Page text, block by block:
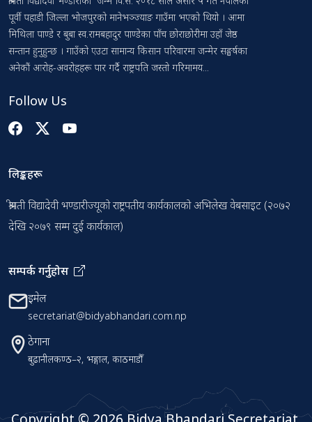
पूर्वी पहाडी जिल्ला भोजपुरको मानेभञ्ज्याङ गाउँमा भएको थियो । आमा
मिथिला पाण्डे र बुबा स्व.रामबहादुर पाण्डेका पाँच छोराछोरीमा उहाँ जेष्ठ
सन्तान हुनुहुन्छ । गाउँको एउटा सामान्य किसान परिवारमा जन्मेर सङ्घर्षका
अनेकौं आरोह-अवरोहहरू पार गर्दै राष्ट्रपति जस्तो गरिमामय...
Follow Us
लिङ्कहरू
श्रीमती विद्यादेवी भण्डारीज्यूको राष्ट्रपतीय कार्यकालको अभिलेख वेबसाइट (२०७२
देखि २०७९ सम्म दुई कार्यकाल)
सम्पर्क गर्नुहोस
इमेल
secretariat@bidyabhandari.com.np
ठेगाना
बुढानीलकण्ठ–२, भङ्गाल, काठमाडौँ